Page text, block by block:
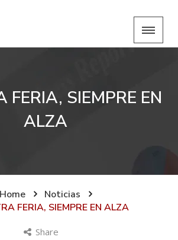
FERIA, SIEMPRE EN
ALZA
Home
Noticias
FERIA, SIEMPRE EN ALZA
Share